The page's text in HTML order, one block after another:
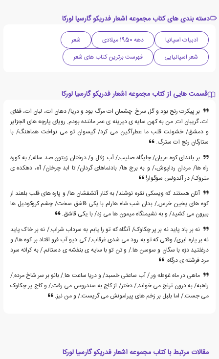
دسته بندی های کتاب مجموعه اشعار فدریکو گارسیا لورکا
ادبیات اسپانیا دهه 1950 میلادی
شعر
شعر اسپانیایی
فهرست برترین کتاب های شعر
قسمت هایی از کتاب مجموعه اشعار فدریکو گارسیا لورکا
بر پیکرت رنج بود و گل سرخ. چشمان ات مرگ بود و دریا/ دهان ات، لبان ات، قفای
ات، گریبان ات. من به کهن سایه ی دیرینه ی عمر ماننده بودم. رویای پارچه های الجزایر
و دمشق/ خشونت قلب ما عطرآگین می کرد/ گیسوان تو می نواخت هماهنگ/ با
ستارگان رنج ات سترگ.
بر بلندای کوه عریان/ جایگاه صلیب./ آب زلال و/ درختان زیتون صد ساله./ به کوره
راه ها/ مردان رداپوش،/ و به برج ها/ بادنماهای گردان/ تا ابد چرخان/ آه، دهکده ی
متروک/ در آندولس سوگوار!
آنان هستند که ویسکی نقره نوشند/ به کنار آتشفشان ها/ و پاره های قلب بلعند از
کوه های یخین خرس./ بدان شب شاه هارلم با یکی قاشق سخت/ چشم کروکودیل ها
بیرون می کشید/ و به نشیمنگاه میمون ها می زد/ با یکی قاشق.
نه بر باد پاید نه بر پر چکاوک/ آنگاه که تو را یابم به سرداب شراب./ نه بر خاک پاید
نه بر پاره ابری/ وقتی که تو به رود می شدی غرقاب./ کی دیو آب فرو افتاد بر کوه ها/ و
درغلتید درّه با سگان و سوسن ها./ و تن تو با سایه ی بنفشه ی دستانم./ به کرانه سرد
مرد فرشته ی درگاه.
ماهی در ماه غوطه ور./ آب ساعتی خسبد/ و دریا ساعت ها./ بانو بر سر شاخ مرده./
راهبه/ به درون ترنج می خواند./ دختر/ از کاج به سندروس می رفت./ و کاج پر چکاوک
می جست./ اما بلبل بر زخم های پیرامونش می گریست./ و من نیز.
مقالات مرتبط با کتاب مجموعه اشعار فدریکو گارسیا لورکا